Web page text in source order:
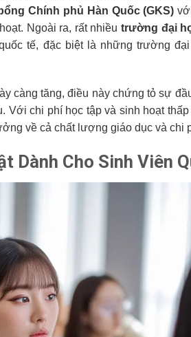
Chính phủ Hàn Quốc (GKS)
Ngoài ra, rất nhiềutrường đại
tế, đặc biệt là những trường
càng tăng, điều này chứng tỏ sự
Với chi phí học tập và sinh hoạt
về cả chất lượng giáo dục và chi
Dành Cho Sinh Viên